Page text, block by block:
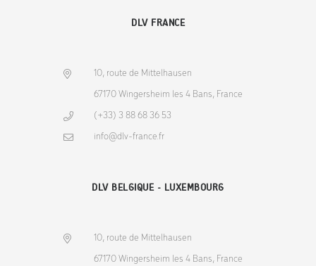
DLV FRANCE
10, route de Mittelhausen
67170 Wingersheim les 4 Bans, France
(+33) 3 88 68 36 53
info@dlv-france.fr
DLV BELGIQUE - LUXEMBOURG
10, route de Mittelhausen
67170 Wingersheim les 4 Bans, France